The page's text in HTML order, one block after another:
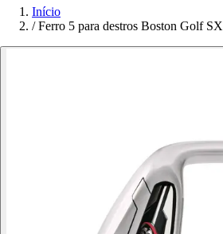
Início
/ Ferro 5 para destros Boston Golf SX